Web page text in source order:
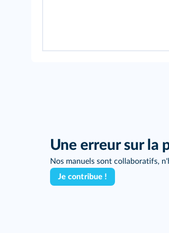
Une erreur sur la
Nos manuels sont collaboratifs,
Je contribue !